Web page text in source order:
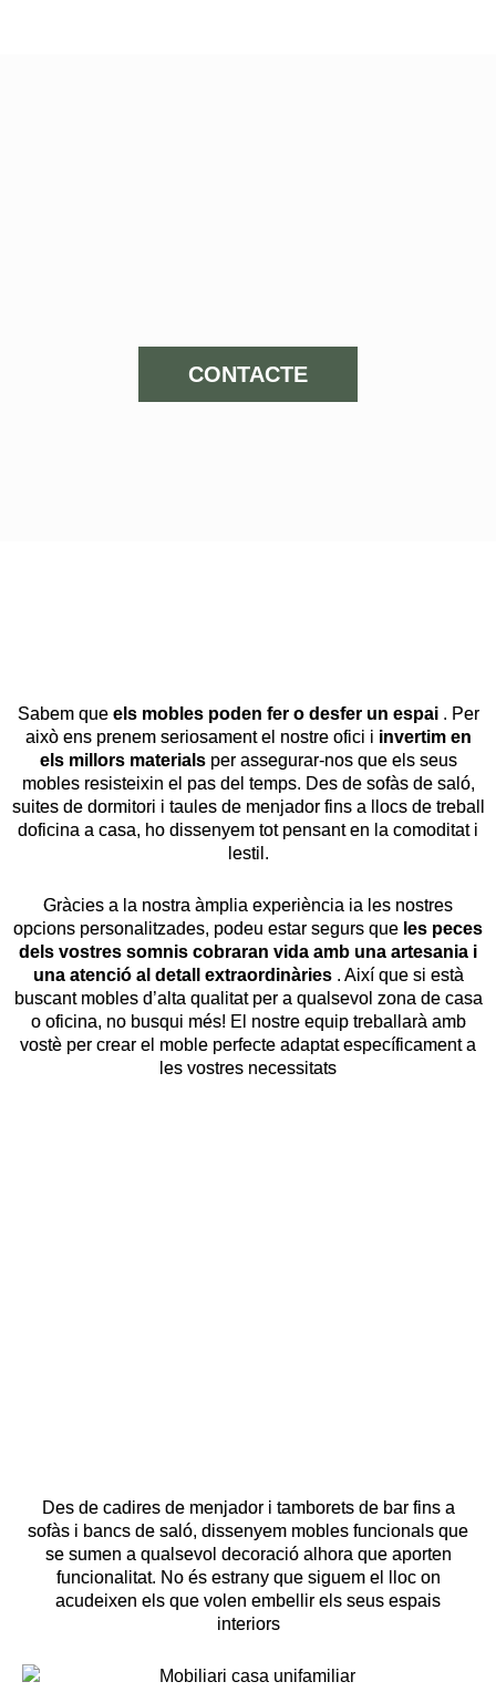
CONTACTE
Sabem que els mobles poden fer o desfer un espai. Per
això ens prenem seriosament el nostre ofici i invertim en
els millors materialsper assegurar-nos que els seus
mobles resisteixin el pas del temps. Des de sofàs de saló,
suites de dormitori i taules de menjador fins a llocs de treball
doficina a casa, ho dissenyem tot pensant en la comoditat i
lestil.
Gràcies a la nostra àmplia experiència ia les nostres
opcions personalitzades, podeu estar segurs que les peces
dels vostres somnis cobraran vida amb una artesania i
una atenció al detall extraordinàries. Així que si està
buscant mobles d’alta qualitat per a qualsevol zona de casa
o oficina, no busqui més! El nostre equip treballarà amb
vostè per crear el moble perfecte adaptat específicament a
les vostres necessitats
Des de cadires de menjador i tamborets de bar fins a
sofàs i bancs de saló, dissenyem mobles funcionals que
se sumen a qualsevol decoració alhora que aporten
funcionalitat. No és estrany que siguem el lloc on
acudeixen els que volen embellir els seus espais
interiors